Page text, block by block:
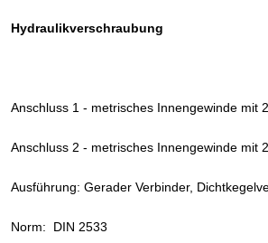
Hydraulikverschraubung
Anschluss 1 - metrisches Innengewinde mit
Anschluss 2 - metrisches Innengewinde mit
Ausführung: Gerader Verbinder,
Norm: DIN 2533